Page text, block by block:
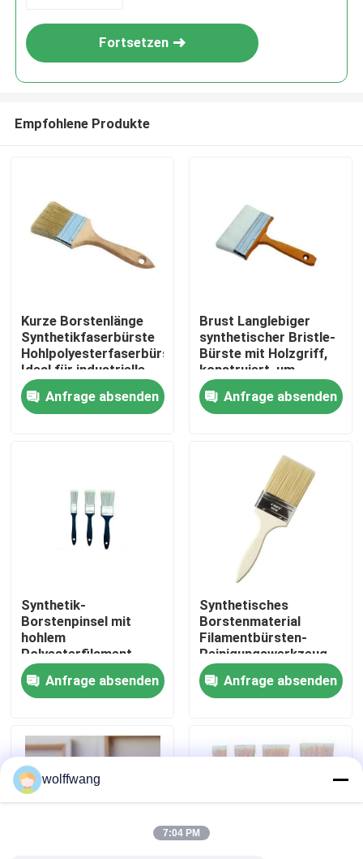
Startseite
Über uns
Fabrik Tour
Kontakt
Nachrichten
Alle Fälle
Hauspinsel
Fortsetzen
Empfohlene Produkte
Kurze Borstenlänge
Synthetikfaserbürste
Hohlpolyesterfaserbürste
Ideal für industrielle
Reinigungsanwendungen
Anfrage absenden
Brust Langlebiger
synthetischer Bristle-
Bürste mit Holzgriff,
konstruiert, um
strengen Reinigungs-
und
Wartungsaufgaben
Anfrage absenden
Synthetik-
Borstenpinsel mit
hohlem
Polyesterfilament-
Pinselkopf und weißer
Borstenfarbe für
gleichmäßige
Anfrage absenden
Synthetisches
Borstenmaterial
Filamentbürsten-
Reinigungswerkzeug,
entwickelt mit einem
hohlen
Polyesterfilament-
Anfrage absenden
wolffwang
7:04 PM